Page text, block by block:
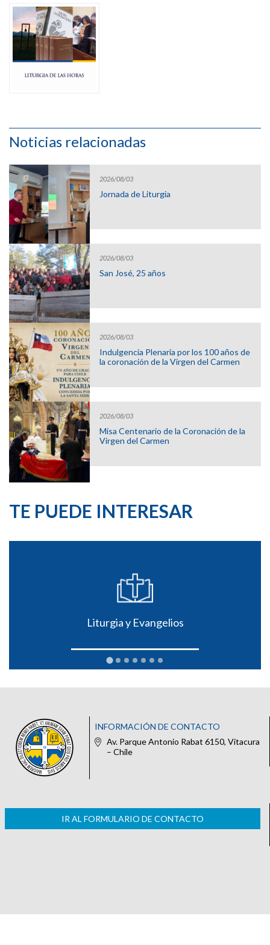
Noticias relacionadas
2026/08/03
Jornada de Liturgia
2026/08/03
San José, 25 años
2026/08/03
Indulgencia Plenaria por los 100 años de
la coronación de la Virgen del Carmen
2026/08/03
Misa Centenario de la Coronación de la
Virgen del Carmen
TE PUEDE INTERESAR
Liturgia y Evangelios
INFORMACIÓN DE CONTACTO
Av. Parque Antonio Rabat 6150, Vitacura
– Chile
IR AL FORMULARIO DE CONTACTO